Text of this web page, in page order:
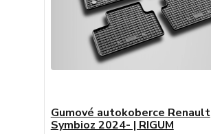
Gumové autokoberce Renault
Symbioz 2024- | RIGUM